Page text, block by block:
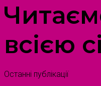
всією
Останні публікації